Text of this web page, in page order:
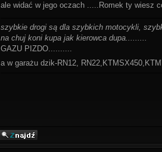
ale widać w jego oczach .....Romek ty wiesz
szybkie drogi są dla szybkich motocykli,
na chuj koni kupa jak kierowca dupa.........
GAZU PIZDO..........
a w garażu dzik-RN12,